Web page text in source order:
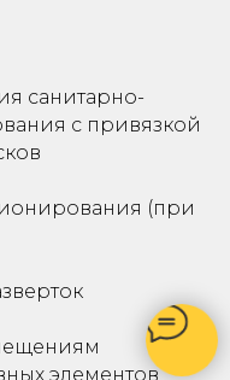
санитарно-
с привязкой
(при
элементов